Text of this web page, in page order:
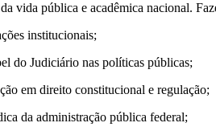
vida pública e acadêmica nacional.
institucionais;
do Judiciário nas políticas públicas;
em direito constitucional e regulação;
da administração pública federal;